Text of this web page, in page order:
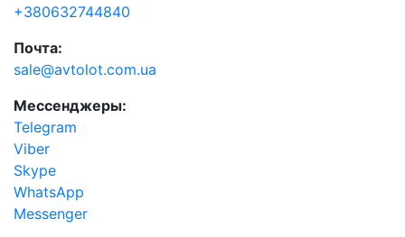
+380632744840
Почта:
sale@avtolot.com.ua
Мессенджеры:
Telegram
Viber
Skype
WhatsApp
Messenger